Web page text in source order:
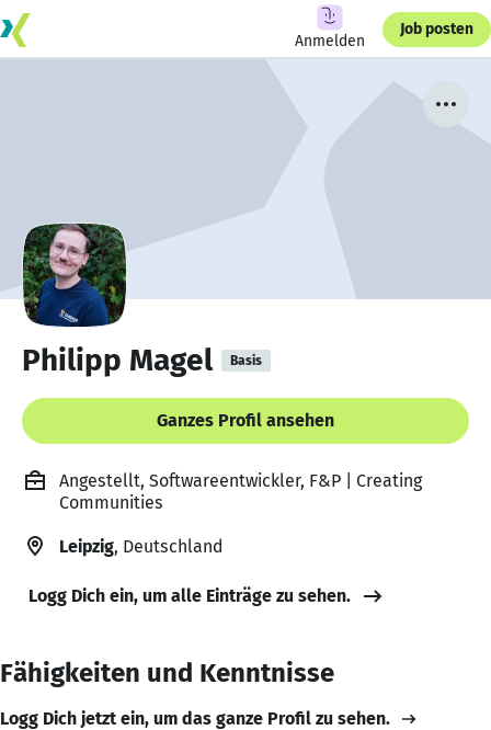
Anmelden
Job posten
Philipp Magel Basis
Ganzes Profil ansehen
Angestellt, Softwareentwickler, F&P | Creating
Communities
Leipzig, Deutschland
Logg Dich ein, um alle Einträge zu sehen.
Fähigkeiten und Kenntnisse
Logg Dich jetzt ein, um das ganze Profil zu sehen.